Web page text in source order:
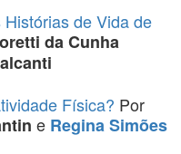
de Vida de
da Cunha
Física? Por
e Regina Simões